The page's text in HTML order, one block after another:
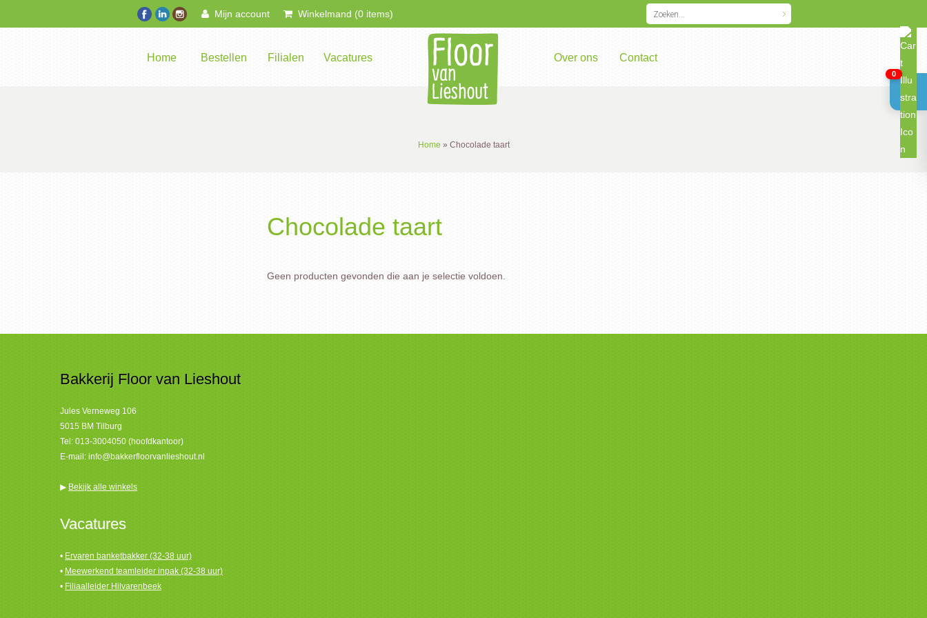
Mijn account Winkelmand (0 items)
Home Bestellen Filialen Vacatures Over ons Contact
Home » Chocolade taart
Chocolade taart
Geen producten gevonden die aan je selectie voldoen.
Bakkerij Floor van Lieshout
Jules Verneweg 106
5015 BM Tilburg
Tel: 013-3004050 (hoofdkantoor)
E-mail: info@bakkerfloorvanlieshout.nl
▶ Bekijk alle winkels
Vacatures
• Ervaren banketbakker (32-38 uur)
• Meewerkend teamleider inpak (32-38 uur)
• Filiaalleider Hilvarenbeek
0